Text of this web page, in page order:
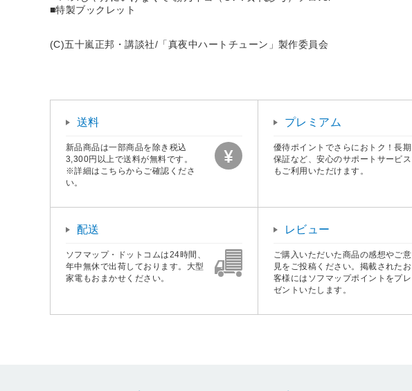
■特製ブックレット
(C)五十嵐正邦・講談社/「真夜中ハートチューン」製作委員会
送料
新品商品は一部商品を除き税込
3,300円以上で送料が無料です。
※詳細はこちらからご確認くださ
い。
プレミアム
優待ポイントでさらにおトク！長期
保証など、安心のサポートサービス
もご利用いただけます。
配送
ソフマップ・ドットコムは24時間、
年中無休で出荷しております。大型
家電もおまかせください。
レビュー
ご購入いただいた商品の感想やご意
見をご投稿ください。掲載されたお
客様にはソフマップポイントをプレ
ゼントいたします。